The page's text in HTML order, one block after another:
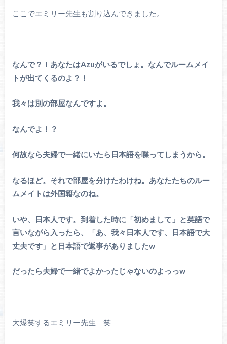
ここでエミリー先生も割り込んできました。
なんで？！あなたはAzuがいるでしょ。なんでルームメイ
トが出てくるのよ？！
我々は別の部屋なんですよ。
なんでよ！？
何故なら夫婦で一緒にいたら日本語を喋ってしまうから。
なるほど。それで部屋を分けたわけね。あなたたちのルー
ムメイトは外国籍なのね。
いや、日本人です。到着した時に「初めまして」と英語で
言いながら入ったら、「あ、我々日本人です、日本語で大
丈夫です」と日本語で返事がありましたw
だったら夫婦で一緒でよかったじゃないのよっっw
大爆笑するエミリー先生 笑